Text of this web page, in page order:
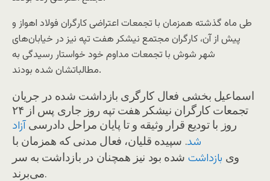
طی ماه گذشته همزمان با تجمعات اعتراضی کارگران فولاد اهواز و
پیش از آن، کارگران مجتمع نیشکر هفت تپه نیز در خیابان‌های
شهر شوش با تجمعات مداوم خود خواستار رسیدگی به
مطالباتشان شده بودند.
اسماعیل بخشی فعال کارگری بازداشت شده در جریان
تجمعات کارگران نیشکر هفت تپه روز جاری پس از ۲۴
روز با تودیع قرار وثیقه و تا پایان مراحل دادرسیآزاد
شد. سپیده قلیان، فعال مدنی که همزمان با
وی بازداشت شده بود نیز همچنان در بازداشت به سر
می‌برند.